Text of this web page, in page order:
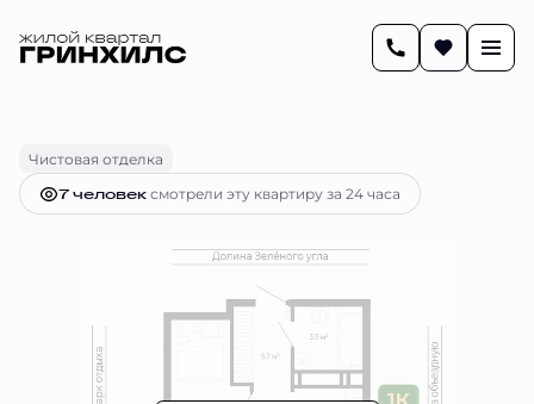
Чистовая отделка
7 человексмотрели эту квартиру за 24 часа